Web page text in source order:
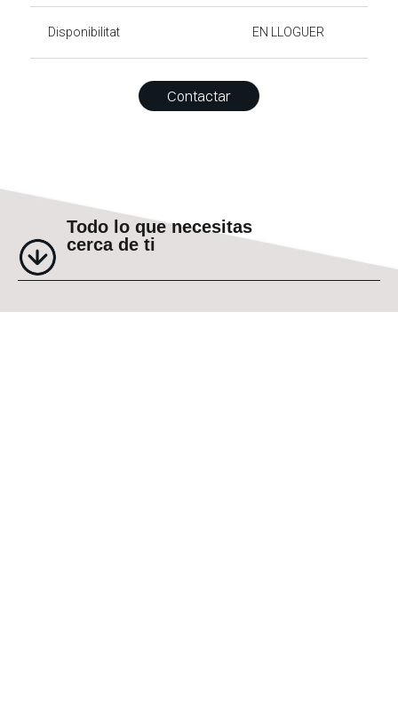
Disponibilitat EN LLOGUER
Contactar
Todo lo que necesitas
cerca de ti